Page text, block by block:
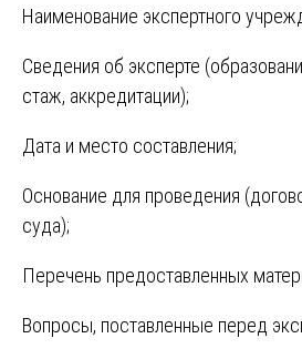
Наименование экспертного
Сведения об эксперте
стаж, аккредитации);
Дата и место составления;
Основание для проведения
суда);
Перечень предоставленных
Вопросы, поставленные перед